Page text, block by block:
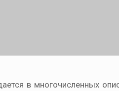
в многочисленных